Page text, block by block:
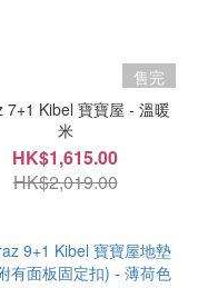
售完
7+1 Kibel 寶寶屋 - 溫暖
米
HK$1,615.00
HK$2,019.00